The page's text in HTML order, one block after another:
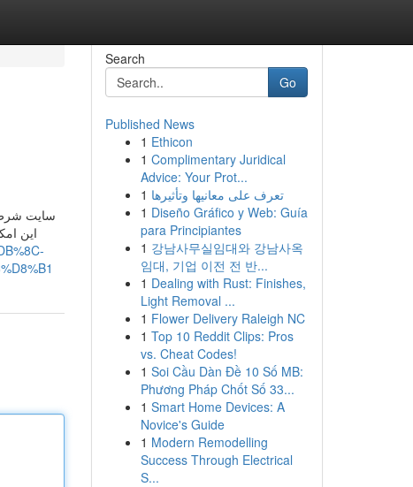
سایت شرط
این
Search
Go
Published News
1 Ethicon
1 Complimentary Juridical
Advice: Your Prot...
1 تعرف على معانيها وتأثيرها
1 Diseño Gráfico y Web: Guía
para Principiantes
1 강남사무실임대와 강남사옥
임대, 기업 이전 전 반...
1 Dealing with Rust: Finishes,
Light Removal ...
1 Flower Delivery Raleigh NC
1 Top 10 Reddit Clips: Pros
vs. Cheat Codes!
1 Soi Cầu Dàn Đề 10 Số MB:
Phương Pháp Chốt Số 33...
1 Smart Home Devices: A
Novice's Guide
1 Modern Remodelling
Success Through Electrical
S...